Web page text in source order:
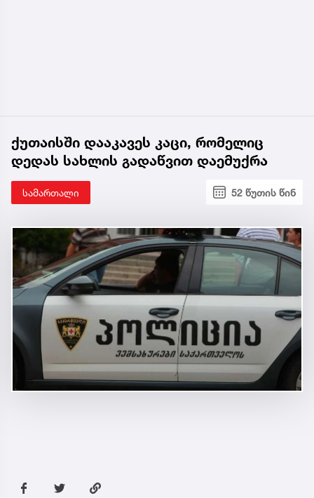
ქუთაისში დააკავეს კაცი, რომელიც
დედას სახლის გადაწვით დაემუქრა
სამართალი 52 წუთის წინ